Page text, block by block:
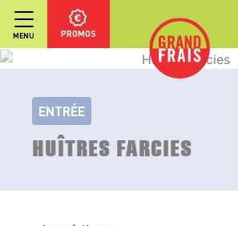
MENU PROMOS
ENTRÉE
HUÎTRES FARCIES